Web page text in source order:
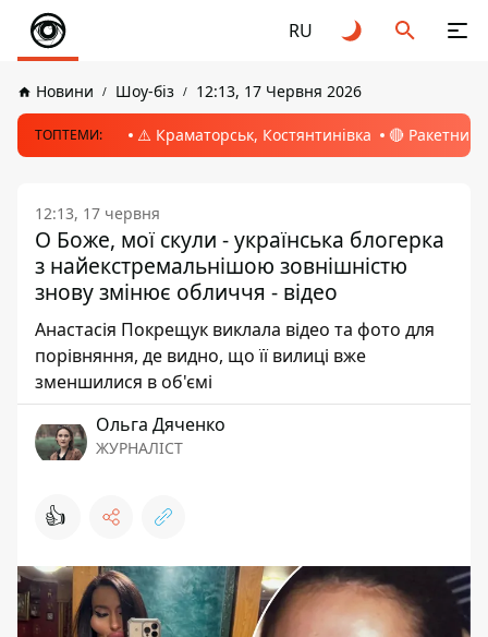
RU
Новини Шоу-біз 12:13, 17 Червня 2026
ТОПТЕМИ: ⚠️ Краматорськ, Костянтинівка 🔴 Ракетний
12:13, 17 червня
О Боже, мої скули - українська блогерка
з найекстремальнішою зовнішністю
знову змінює обличчя - відео
Анастасія Покрещук виклала відео та фото для
порівняння, де видно, що її вилиці вже
зменшилися в об'ємі
Ольга Дяченко
ЖУРНАЛІСТ
👍